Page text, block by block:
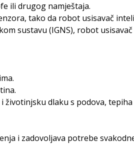
ili drugog namještaja.
tako da robot usisavač
sustavu (IGNS), robot
životinjsku dlaku s podova, tepiha
i zadovoljava potrebe